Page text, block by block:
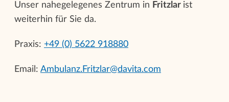
Unser nahegelegenes Zentrum in Fritzlar ist
weiterhin für Sie da.
Praxis: +49 (0) 5622 918880
Email: Ambulanz.Fritzlar@davita.com